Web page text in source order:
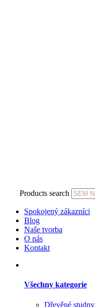
Products search
Spokojený zákazníci
Blog
Naše tvorba
O nás
Kontakt
Všechny kategorie
Dřevěné studny